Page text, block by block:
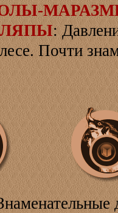
:
Почти